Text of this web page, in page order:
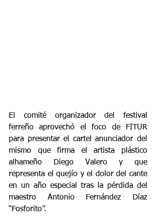
El comité organizador del festival
ferreño aprovechó el foco de FITUR
para presentar el cartel anunciador del
mismo que firma el artista plástico
alhameño Diego Valero y que
representa el quejío y el dolor del cante
en un año especial tras la pérdida del
maestro Antonio Fernández Díaz
“Fosforito”.